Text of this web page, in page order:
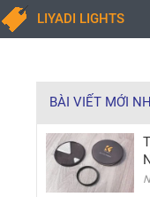
LIYADI LIGHTS
BÀI VIẾT MỚI